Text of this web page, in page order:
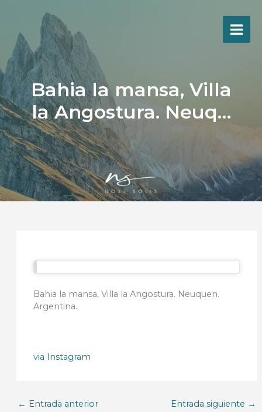
contenido
Bahia la mansa, Villa
la Angostura. Neuq…
Bahia la mansa, Villa la Angostura. Neuquen.
Argentina.
via Instagram
← Entrada anterior Entrada siguiente →